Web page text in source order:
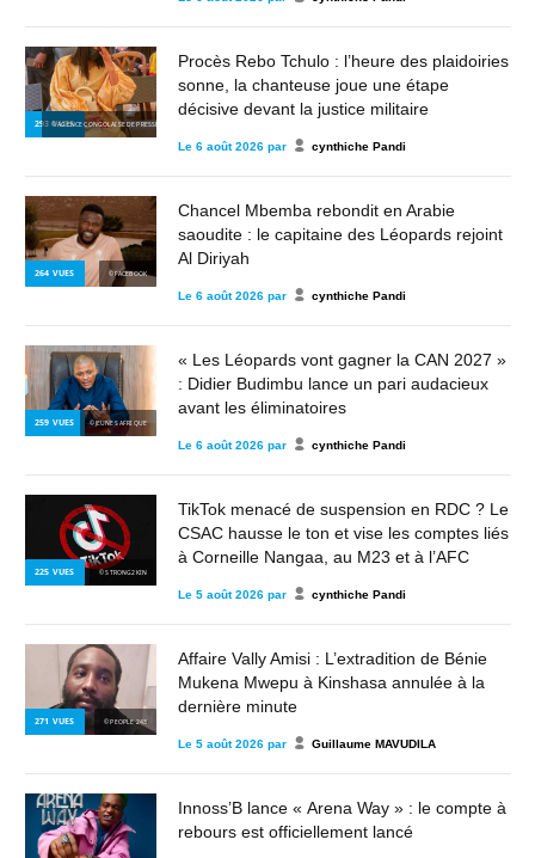
293 VUES
© AGENCE CONGOLAISE DE PRESSE
Procès Rebo Tchulo : l’heure des plaidoiries
sonne, la chanteuse joue une étape
décisive devant la justice militaire
Le 6 août 2026 par cynthiche Pandi
264 VUES © FACEBOOK
Chancel Mbemba rebondit en Arabie
saoudite : le capitaine des Léopards rejoint
Al Diriyah
Le 6 août 2026 par cynthiche Pandi
259 VUES © JEUNES AFRIQUE
« Les Léopards vont gagner la CAN 2027 »
: Didier Budimbu lance un pari audacieux
avant les éliminatoires
Le 6 août 2026 par cynthiche Pandi
225 VUES © STRONG2KIN
TikTok menacé de suspension en RDC ? Le
CSAC hausse le ton et vise les comptes liés
à Corneille Nangaa, au M23 et à l’AFC
Le 5 août 2026 par cynthiche Pandi
271 VUES © PEOPLE 243
Affaire Vally Amisi : L’extradition de Bénie
Mukena Mwepu à Kinshasa annulée à la
dernière minute
Le 5 août 2026 par Guillaume MAVUDILA
Innoss’B lance « Arena Way » : le compte à
rebours est officiellement lancé